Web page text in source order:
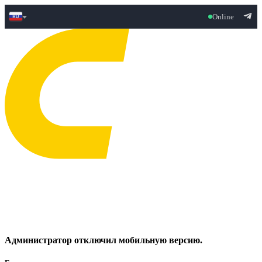
Online
Администратор отключил мобильную версию.